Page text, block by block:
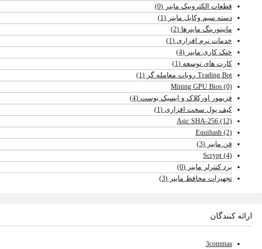
قطعات الکترونیک ماینر (0)
دسته سیم وکابل ماینر (1)
مانیتورینگ ماینرها (2)
خدمات نرم افزاری (1)
خنک کاری ماینر (4)
کارت های توسعه (1)
Trading Bot روبات معامله گر
(1)
Mining GPU Bios (0)
فریمور اورکلاک و ایسیک بوست (4)
کیف پول سخت افزاری (1)
Asic SHA-256 (12)
Equihash (2)
فن ماینر (3)
Scrypt (4)
برد کنترلر ماینر (0)
تجهیزات محافظ ماینر (3)
ارائه کنندگان
3commas